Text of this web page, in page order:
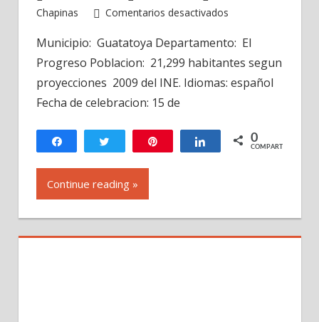
Chapinas
Comentarios desactivados
del
Cristo
Negro
ruta
Municipio: Guatatoya Departamento: El
Progreso Poblacion: 21,299 habitantes segun
proyecciones 2009 del INE. Idiomas: español
Fecha de celebracion: 15 de
Compartir Twittear Compartir
0
COMPARTIR
Continue reading »